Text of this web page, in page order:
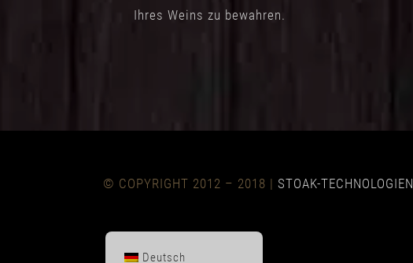
Ihres Weins zu bewahren.
© COPYRIGHT 2012 – 2018 | STOAK-TECHNOLOGIEN
Deutsch